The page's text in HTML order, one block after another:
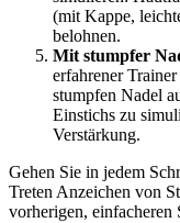
(mit Kappe,
belohnen.
Mit stumpfer
erfahrener
stumpfen Nadel
Einstichs zu
Verstärkung.
Gehen Sie in jedem
Treten Anzeichen von
vorherigen, einfacheren